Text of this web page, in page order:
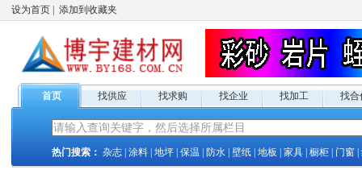
设为首页 添加到收藏夹
首页 找供应 找求购 找企业 找加工 找合
热门搜索： 杂志 涂料 地坪 保温 防水 壁纸 地板 家具 橱柜 门窗